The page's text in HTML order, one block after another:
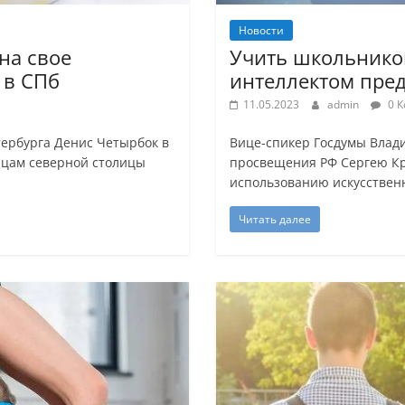
свое
в СПб
Денис Четырбок в
северной столицы
Новости
Учить
интеллектом
11.05.2023 admin 0
Вице-спикер Госдумы
просвещения РФ Сергею
использованию
Читать далее